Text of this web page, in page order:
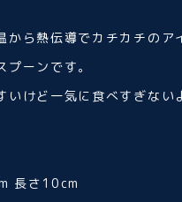
から熱伝導でカチカチのア
プーンです。
いけど一気に食べすぎな
長さ10cm